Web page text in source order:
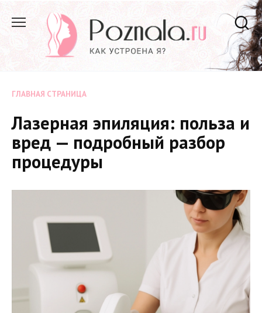
содержанию
ГЛАВНАЯ СТРАНИЦА
Лазерная эпиляция: польза и
вред — подробный разбор
процедуры